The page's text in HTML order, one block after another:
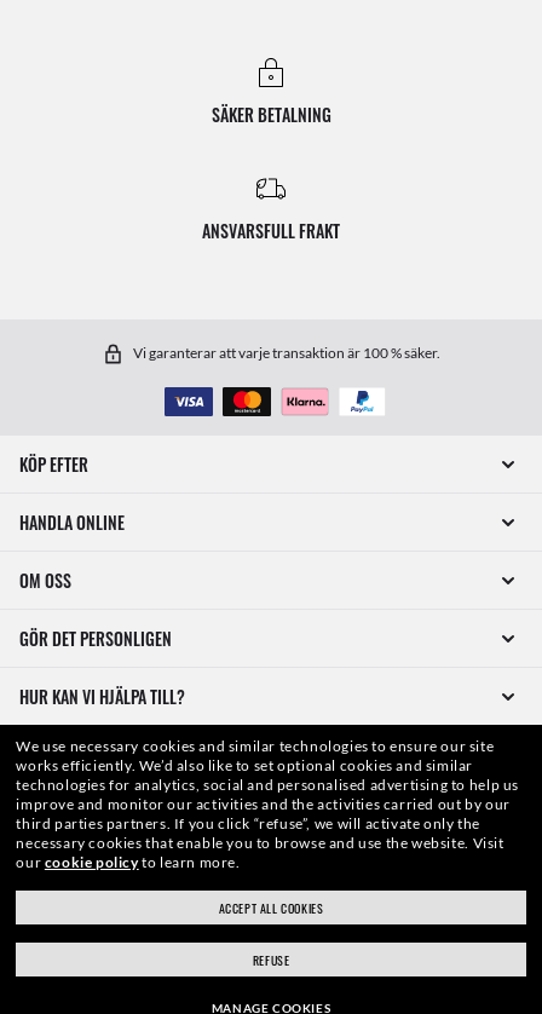
SÄKER BETALNING
ANSVARSFULL FRAKT
Vi garanterar att varje transaktion är 100 % säker.
KÖP EFTER
HANDLA ONLINE
OM OSS
GÖR DET PERSONLIGEN
HUR KAN VI HJÄLPA TILL?
We use necessary cookies and similar technologies to ensure our site
works efficiently. We’d also like to set optional cookies and similar
technologies for analytics, social and personalised advertising to help us
improve and monitor our activities and the activities carried out by our
third parties partners. If you click “refuse”, we will activate only the
necessary cookies that enable you to browse and use the website. Visit
our cookie policyto learn more.
ACCEPT ALL COOKIES
REFUSE
MANAGE COOKIES